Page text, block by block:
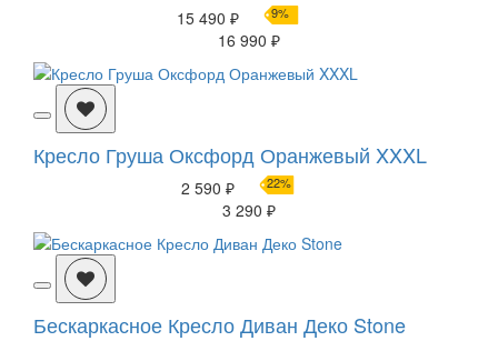
15 490 ₽ 9%
16 990 ₽
Кресло Груша Оксфорд Оранжевый XXXL
2 590 ₽ 22%
3 290 ₽
Бескаркасное Кресло Диван Деко Stone